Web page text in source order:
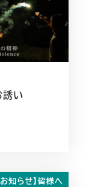
い
お知らせ】皆様へ